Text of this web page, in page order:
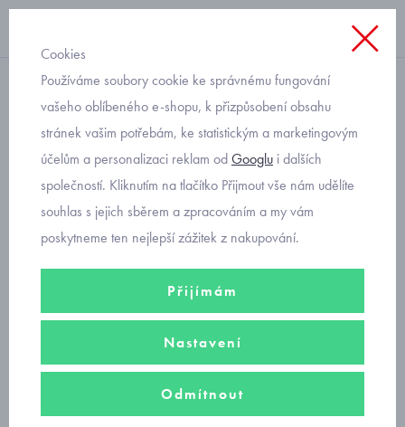
Kojenecké pro chlapečky
dětské body
V nabídcebodypro miminkas krátkým rukávem
dlouhým rukávem a kojeneckézavinovacíbody od velikosti 50
dětské body s krátkým rukávem
dětské body s dlouhým rukávem
Cookies
Používáme soubory cookie ke správnému fungování
vašeho oblíbeného e-shopu, k přizpůsobení obsahu
stránek vašim potřebám, ke statistickým a marketingovým
účelům a personalizaci reklam odGooglu i dalších
společností. Kliknutím na tlačítko Přijmout vše nám udělíte
souhlas s jejich sběrem a zpracováním a my vám
poskytneme ten nejlepší zážitek z nakupování.
Přijímám
Nastavení
Odmítnout